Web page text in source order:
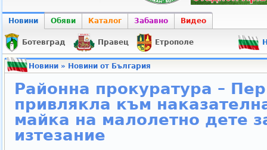
Новини Обяви Каталог Забавно Видео
Ботевград Правец Етрополе
Новини» Новини от България
Районна прокуратура –
привлякла към
майка на малолетно дете
изтезание